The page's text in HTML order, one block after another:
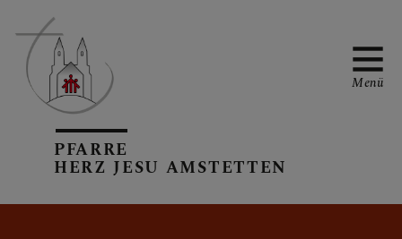
PFARRTEAM
PFARRE
HERZ JESU AMSTETTEN
Menü